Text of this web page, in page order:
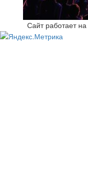
Сайт работает на